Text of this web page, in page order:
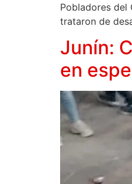
Pobladores del
trataron de
Junín:
en